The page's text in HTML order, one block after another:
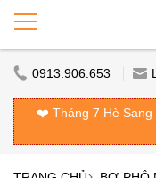
0913.906.653
❤️ Tháng 7 Hè Sang